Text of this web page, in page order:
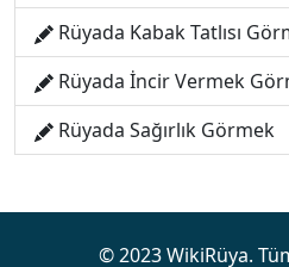
Rüyada Kabak Tatlısı
Rüyada İncir Vermek
Rüyada Sağırlık Görmek
© 2023 WikiRüya.